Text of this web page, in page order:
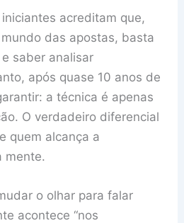
acreditam que,
das apostas, basta
saber analisar
após quase 10 anos de
a técnica é apenas
O verdadeiro diferencial
quem alcança a
mente.
o olhar para falar
acontece “nos